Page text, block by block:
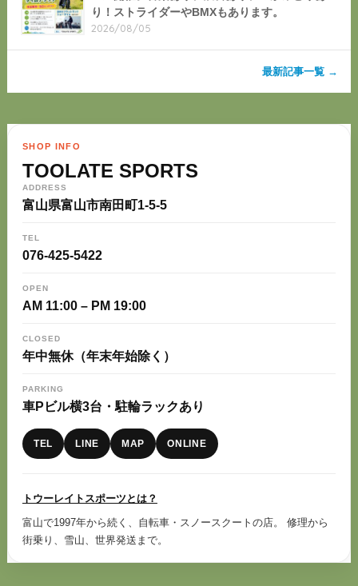
り！ストライダーやBMXもあります。
2026/08/05
最新記事一覧 →
SHOP INFO
TOOLATE SPORTS
ADDRESS
富山県富山市南田町1-5-5
TEL
076-425-5422
OPEN
AM 11:00 – PM 19:00
CLOSED
年中無休（年末年始除く）
PARKING
車Pビル横3台・駐輪ラックあり
TEL LINE MAP ONLINE
トウーレイトスポーツとは？
富山で1997年から続く、自転車・スノースクートの店。 修理から
街乗り、雪山、世界発送まで。